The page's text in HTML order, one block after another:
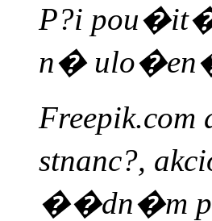
P?i
n�
stnanc?,
��dn�m